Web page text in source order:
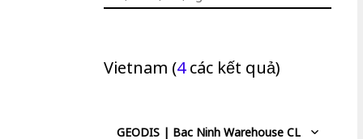
Vietnam (4các kết quả)
GEODIS | Bac Ninh Warehouse CL